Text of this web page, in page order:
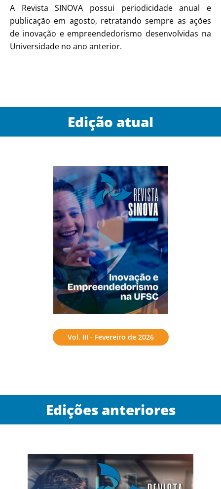
A Revista SINOVA possui periodicidade anual e
publicação em agosto, retratando sempre as ações
de inovação e empreendedorismo desenvolvidas na
Universidade no ano anterior.
Edição atual
Vol. III - Fevereiro de 2026
Edições anteriores